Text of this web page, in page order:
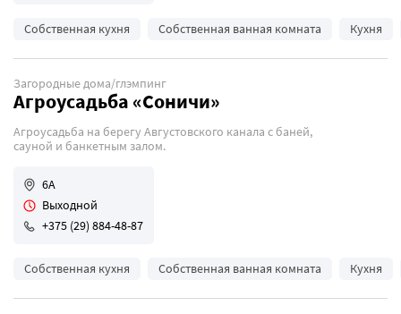
Собственная кухня Собственная ванная комната Кухня
Загородные дома/глэмпинг
Агроусадьба «Соничи»
Агроусадьба на берегу Августовского канала с баней,
сауной и банкетным залом.
6А
Выходной
+375 (29) 884-48-87
Собственная кухня Собственная ванная комната Кухня